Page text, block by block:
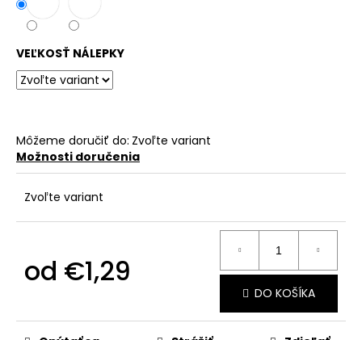
VEĽKOSŤ NÁLEPKY
Môžeme doručiť do: Zvoľte variant
Možnosti doručenia
Zvoľte variant
od €1,29
DO KOŠÍKA
O
d
p
o
r
a
m
e